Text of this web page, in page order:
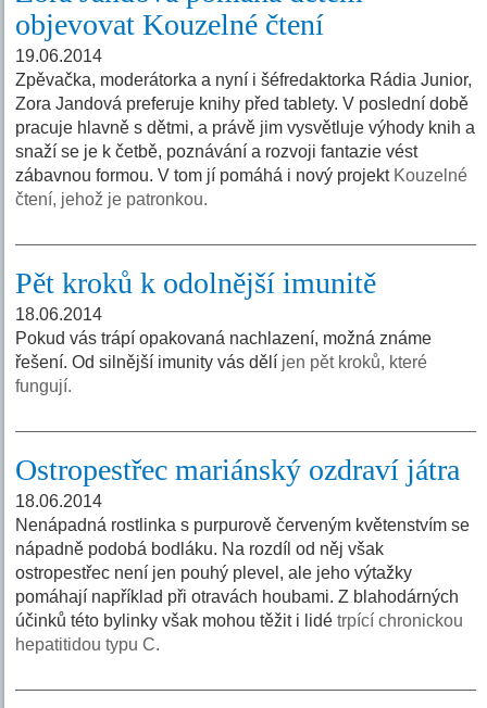
objevovat Kouzelné čtení
19.06.2014
Zpěvačka, moderátorka a nyní i šéfredaktorka Rádia Junior,
Zora Jandová preferuje knihy před tablety. V poslední době
pracuje hlavně s dětmi, a právě jim vysvětluje výhody knih a
snaží se je k četbě, poznávání a rozvoji fantazie vést
zábavnou formou. V tom jí pomáhá i nový projekt Kouzelné
čtení, jehož je patronkou.
Pět kroků k odolnější imunitě
18.06.2014
Pokud vás trápí opakovaná nachlazení, možná známe
řešení. Od silnější imunity vás dělí jen pět kroků, které
fungují.
Ostropestřec mariánský ozdraví játra
18.06.2014
Nenápadná rostlinka s purpurově červeným květenstvím se
nápadně podobá bodláku. Na rozdíl od něj však
ostropestřec není jen pouhý plevel, ale jeho výtažky
pomáhají například při otravách houbami. Z blahodárných
účinků této bylinky však mohou těžit i lidétrpící chronickou
hepatitidou typu C.